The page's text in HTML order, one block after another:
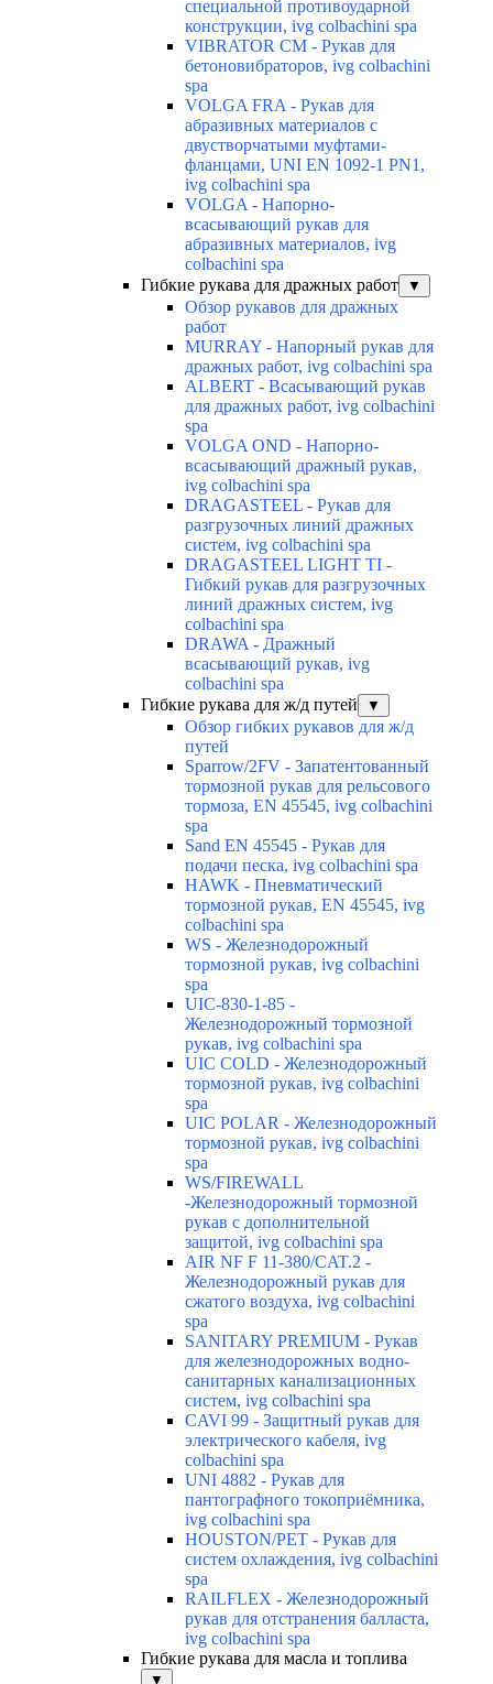
специальной противоударной
конструкции, ivg colbachini spa
VIBRATOR CM - Рукав для
бетоновибраторов, ivg colbachini
spa
VOLGA FRA - Рукав для
абразивных материалов с
двустворчатыми муфтами-
фланцами, UNI EN 1092-1 PN1,
ivg colbachini spa
VOLGA - Напорно-
всасывающий рукав для
абразивных материалов, ivg
colbachini spa
Гибкие рукава для дражных работ
▼
Обзор рукавов для дражных
работ
MURRAY - Напорный рукав для
дражных работ, ivg colbachini spa
ALBERT - Всасывающий рукав
для дражных работ, ivg colbachini
spa
VOLGA OND - Напорно-
всасывающий дражный рукав,
ivg colbachini spa
DRAGASTEEL - Рукав для
разгрузочных линий дражных
систем, ivg colbachini spa
DRAGASTEEL LIGHT TI -
Гибкий рукав для разгрузочных
линий дражных систем, ivg
colbachini spa
DRAWA - Дражный
всасывающий рукав, ivg
colbachini spa
Гибкие рукава для ж/д путей
▼
Обзор гибких рукавов для ж/д
путей
Sparrow/2FV - Запатентованный
тормозной рукав для рельсового
тормоза, EN 45545, ivg colbachini
spa
Sand EN 45545 - Рукав для
подачи песка, ivg colbachini spa
HAWK - Пневматический
тормозной рукав, EN 45545, ivg
colbachini spa
WS - Железнодорожный
тормозной рукав, ivg colbachini
spa
UIC-830-1-85 -
Железнодорожный тормозной
рукав, ivg colbachini spa
UIC COLD - Железнодорожный
тормозной рукав, ivg colbachini
spa
UIC POLAR - Железнодорожный
тормозной рукав, ivg colbachini
spa
WS/FIREWALL
-Железнодорожный тормозной
рукав с дополнительной
защитой, ivg colbachini spa
AIR NF F 11-380/CAT.2 -
Железнодорожный рукав для
сжатого воздуха, ivg colbachini
spa
SANITARY PREMIUM - Рукав
для железнодорожных водно-
санитарных канализационных
систем, ivg colbachini spa
CAVI 99 - Защитный рукав для
электрического кабеля, ivg
colbachini spa
UNI 4882 - Рукав для
пантографного токоприёмника,
ivg colbachini spa
HOUSTON/PET - Рукав для
систем охлаждения, ivg colbachini
spa
RAILFLEX - Железнодорожный
рукав для отстранения балласта,
ivg colbachini spa
Гибкие рукава для масла и топлива
▼